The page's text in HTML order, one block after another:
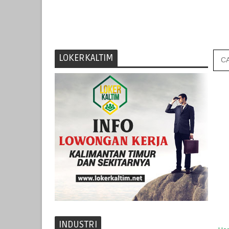
LOKERKALTIM
INDUSTRI